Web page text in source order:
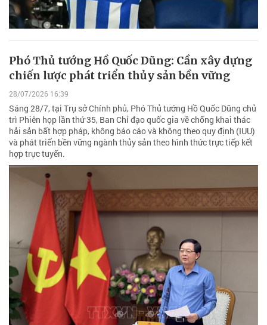
Phó Thủ tướng Hồ Quốc Dũng: Cần xây dựng
chiến lược phát triển thủy sản bền vững
28/07/2026 16:39
Sáng 28/7, tại Trụ sở Chính phủ, Phó Thủ tướng Hồ Quốc Dũng chủ
trì Phiên họp lần thứ 35, Ban Chỉ đạo quốc gia về chống khai thác
hải sản bất hợp pháp, không báo cáo và không theo quy định (IUU)
và phát triển bền vững ngành thủy sản theo hình thức trực tiếp kết
hợp trực tuyến.